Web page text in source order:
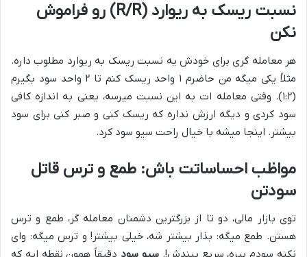
نسبت ریسک به ریوارد (R/R) رو فراموش
نکن
هر معامله گری برای خودش یه نسبت ریسک به ریوارد مطلوب داره.
مثلاً یکی میگه من حاضرم ۱ واحد ریسک کنم تا ۲ واحد سود بگیرم
(۱:۲). وقتی معامله ات به این نسبت میرسه، یعنی به اندازه کافی
سود کردی و دیگه ارزش نداره که ریسک کنی و صبر کنی برای سود
بیشتر. اینجا میشه با خیال راحت سیو سود کرد.
مواظب احساساتت باش: طمع و ترس قاتل
سودتن
توی بازار مالی، دو تا از بزرگترین دشمنان معامله گر، طمع و ترس
هستن. طمع میگه: بذار بیشتر شه، خیلی بیشتر! و ترس میگه: وای